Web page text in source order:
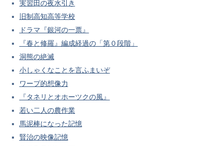
実習田の夜水引き
旧制高知高等学校
ドラマ『銀河の一票』
『春と修羅』編成経過の「第０段階」
洞熊の絶滅
小しゃくなことを言ふまいぞ
ワープ的想像力
『タネリとオホーツクの風』
若い二人の農作業
馬泥棒になった記憶
賢治の映像記憶